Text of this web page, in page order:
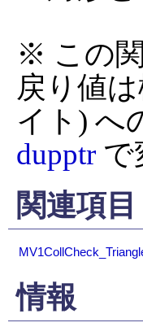
※ この
戻り値
dupptr で
関連項目
情報